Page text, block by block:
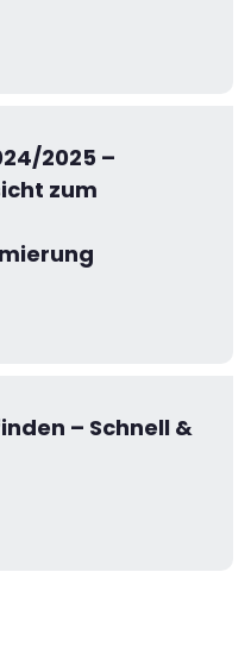
2025 –
zum
– Schnell &